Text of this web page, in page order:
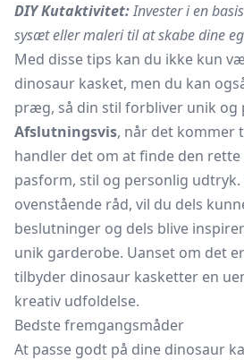
DIY Kutaktivitet:Invester i en
sysæt eller maleri til at skabe dine
Med disse tips kan du ikke kun
dinosaur kasket, men du kan
præg, så din stil forbliver unik og
Afslutningsvis, når det kommer
handler det om at finde den rette
pasform, stil og personlig udtryk.
ovenstående råd, vil du dels
beslutninger og dels blive
unik garderobe. Uanset om det
tilbyder dinosaur kasketter en
kreativ udfoldelse.
Bedste fremgangsmåder
At passe godt på dine dinosaur